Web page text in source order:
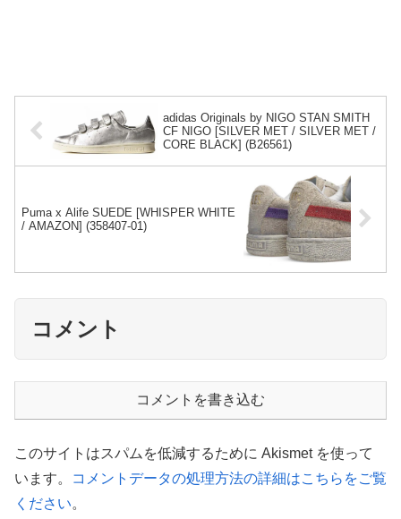
adidas Originals by NIGO STAN SMITH
CF NIGO [SILVER MET / SILVER MET /
CORE BLACK] (B26561)
Puma x Alife SUEDE [WHISPER WHITE
/ AMAZON] (358407-01)
コメント
コメントを書き込む
このサイトはスパムを低減するために Akismet を使って
います。
コメントデータの処理方法の詳細はこちらをご覧
ください。